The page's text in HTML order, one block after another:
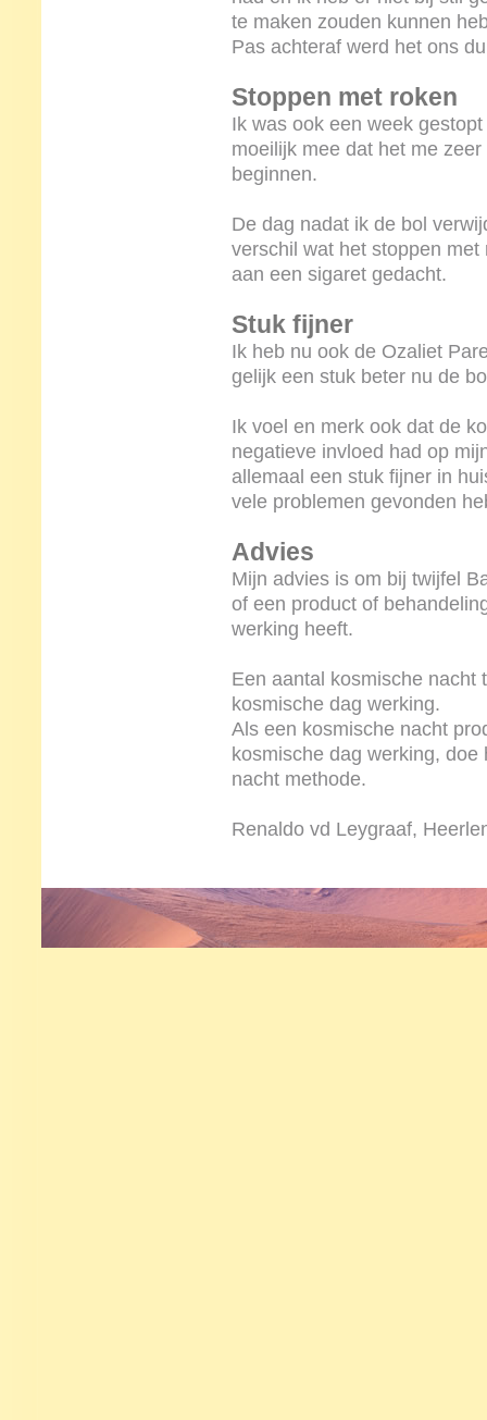
te maken zouden kunnen
Pas achteraf werd het ons
Stoppen met roken
Ik was ook een week
moeilijk mee dat het me
beginnen.
De dag nadat ik de bol
verschil wat het stoppen
aan een sigaret gedacht.
Stuk fijner
Ik heb nu ook de Ozaliet
gelijk een stuk beter nu de
Ik voel en merk ook dat de
negatieve invloed had op
allemaal een stuk fijner in
vele problemen gevonden
Advies
Mijn advies is om bij twijfel
of een product of
werking heeft.
Een aantal kosmische nacht
kosmische dag werking.
Als een kosmische nacht
kosmische dag werking,
nacht methode.
Renaldo vd Leygraaf,